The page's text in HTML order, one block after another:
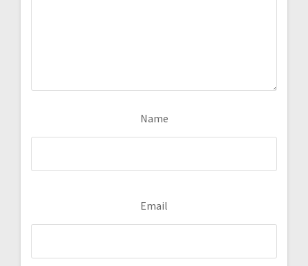
Name
Email